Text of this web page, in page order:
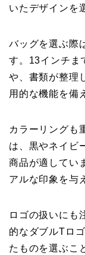
いたデザインを
バッグを選ぶ際
す。13インチま
や、書類が整理
用的な機能を備
カラーリングも
は、黒やネイビ
商品が適してい
アルな印象を与
ロゴの扱いにも
的なダブルTロ
たものを選ぶこ